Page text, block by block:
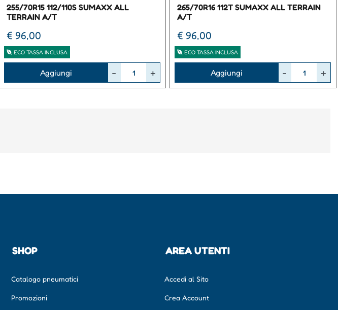
255/70R15 112/110S SUMAXX ALL
TERRAIN A/T
€ 96,00
ECO TASSA INCLUSA
Aggiungi
265/70R16 112T SUMAXX ALL TERRAIN
A/T
€ 96,00
ECO TASSA INCLUSA
Aggiungi
SHOP
Catalogo pneumatici
Promozioni
AREA UTENTI
Accedi al Sito
Crea Account